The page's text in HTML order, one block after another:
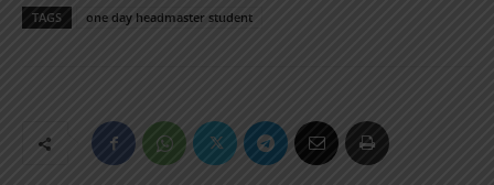
TAGS one day headmaster student